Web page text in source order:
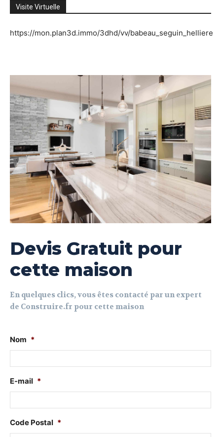
Visite Virtuelle
https://mon.plan3d.immo/3dhd/vv/babeau_seguin_helliere
Devis Gratuit pour
cette maison
En quelques clics, vous êtes contacté par un expert
de Construire.fr pour cette maison
Nom *
E-mail *
Code Postal *